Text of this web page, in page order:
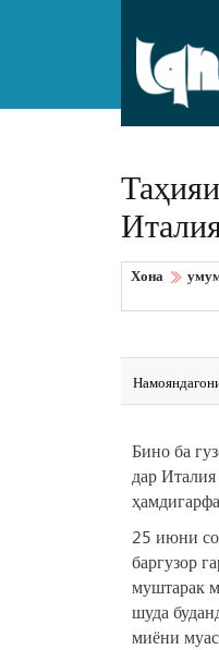
Хона
Бино ба
дар
25 июни
баргузор
муштарак
шуда
миёни